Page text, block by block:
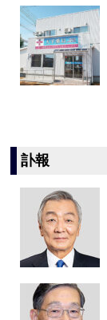
訃報